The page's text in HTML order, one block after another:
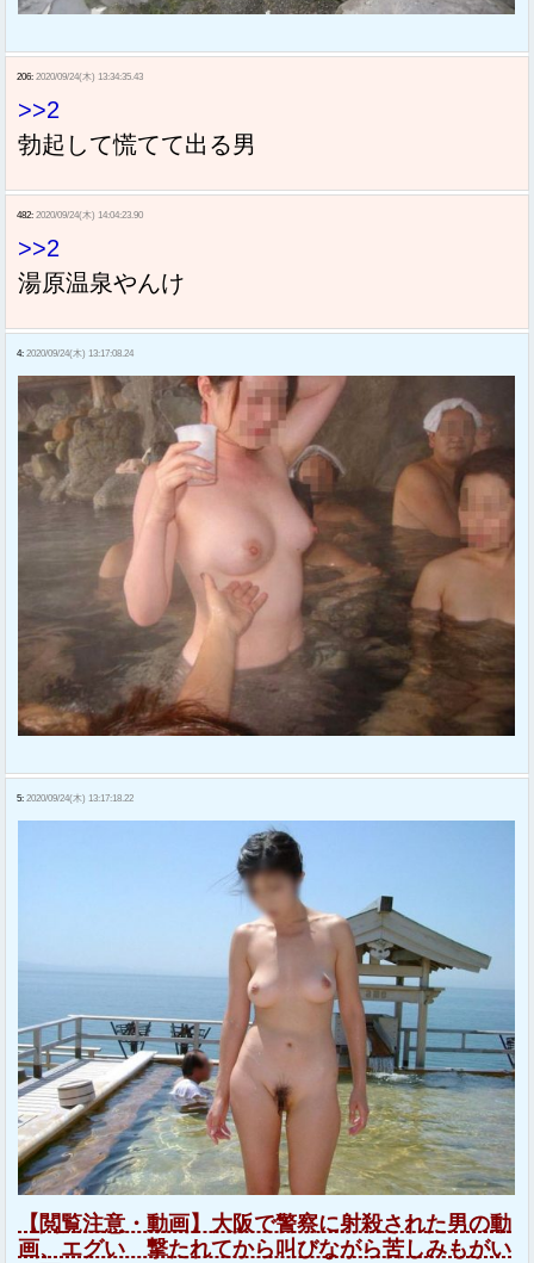
206: 2020/09/24(木) 13:34:35.43
>>2
勃起して慌てて出る男
482: 2020/09/24(木) 14:04:23.90
>>2
湯原温泉やんけ
4: 2020/09/24(木) 13:17:08.24
5: 2020/09/24(木) 13:17:18.22
【閲覧注意・動画】大阪で警察に射殺された男の動
画、エグい 撃たれてから叫びながら苦しみもがい